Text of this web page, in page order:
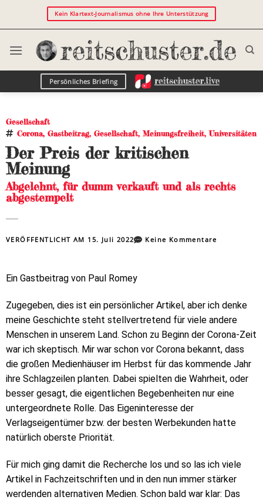
Kein Klartext-Journalismus ohne Ihre Unterstützung
Persönliches Briefing
Gesellschaft
Corona, Gastbeitrag, Gesellschaft, Meinungsfreiheit,Universitäten
Der Preis der kritischen
Meinung
Abgelehnt, für dumm verkauft und als rechts
abgestempelt
VERÖFFENTLICHT AM 15. Juli 2022 Keine Kommentare
Ein Gastbeitrag von Paul Romey
Zugegeben, dies ist ein persönlicher Artikel, aber ich denke
meine Geschichte steht stellvertretend für viele andere
Menschen in unserem Land. Schon zu Beginn der Corona-Zeit
war ich skeptisch. Mir war schon vor Corona bekannt, dass
die großen Medienhäuser im Herbst für das kommende Jahr
ihre Schlagzeilen planten. Dabei spielten die Wahrheit, oder
besser gesagt, die eigentlichen Begebenheiten nur eine
untergeordnete Rolle. Das Eigeninteresse der
Verlagseigentümer bzw. der besten Werbekunden hatte
natürlich oberste Priorität.
Für mich ging damit die Recherche los und so las ich viele
Artikel in Fachzeitschriften und in den nun immer stärker
werdenden alternativen Medien. Schon bald war klar: Das